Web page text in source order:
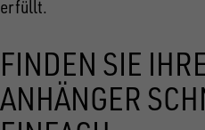
erfüllt.
FINDEN SIE
ANHÄNGER